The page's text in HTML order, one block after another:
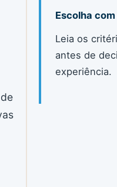
Escolha
Leia os
antes de
experiência.